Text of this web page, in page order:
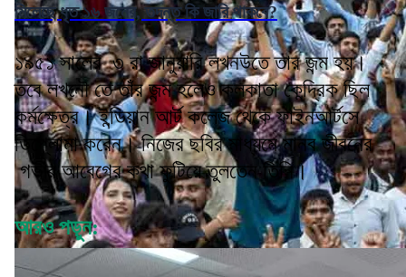
মিলেছে ধৃত ১৬ জনের, তদন্ত কি জারি থাকবে?
১৯৫১ সালের ৩ রা জানুয়ারি লখনউতে তার জন্ম হয়।
তবে লখনৌ তে তাঁর জন্ম হলেও কলকাতা কেন্দ্রিক ছিল
কর্মক্ষেত্র। ইন্ডিয়ান আর্ট কলেজ থেকে ফাইনআর্টসে
ডিপ্লোমা করেন। নিজের ছবির মাধ্যমে মানব জীবনের
গভীর আবেগের কথা ফুটিয়ে তুলতেন তিনি।
আরও পড়ুন: